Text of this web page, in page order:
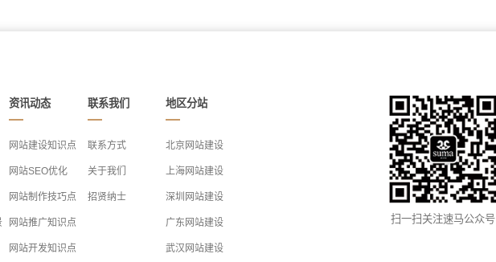
资讯动态
网站建设知识点
网站SEO优化
网站制作技巧点
网站推广知识点
网站开发知识点
联系我们
联系方式
关于我们
招贤纳士
地区分站
北京网站建设
上海网站建设
深圳网站建设
广东网站建设
武汉网站建设
扫一扫关注速马公众号